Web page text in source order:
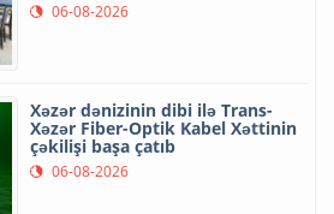
06-08-2026
Xəzər dənizinin dibi ilə Trans-
Xəzər Fiber-Optik Kabel Xəttinin
çəkilişi başa çatıb
06-08-2026